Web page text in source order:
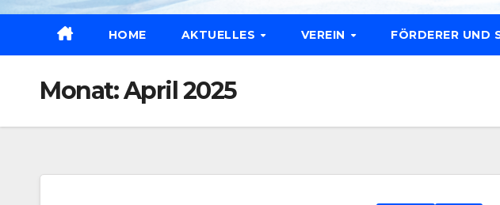
HOME AKTUELLES VEREIN FÖRDERER UND
Monat:April 2025